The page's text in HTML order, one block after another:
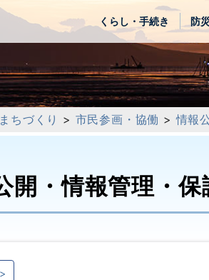
くらし・手続き 防
ちづくり > 市民参画・協働 >情報
開・情報管理・